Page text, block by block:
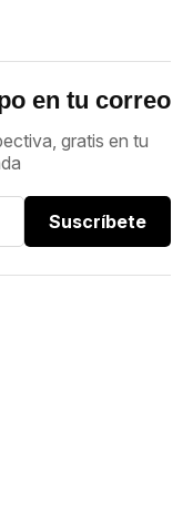
en tu correo
gratis en tu
Suscríbete